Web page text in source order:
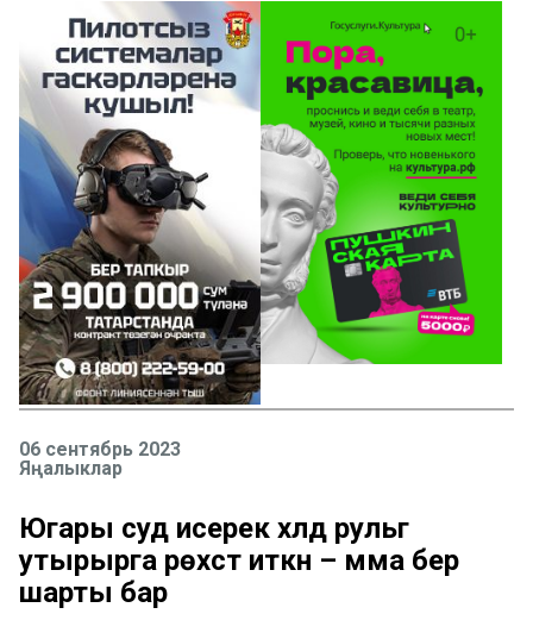
06 сентябрь 2023
Яңалыклар
Югары суд исерек хәлдә рульгә
утырырга рөхсәт иткән – әмма бер
шарты бар